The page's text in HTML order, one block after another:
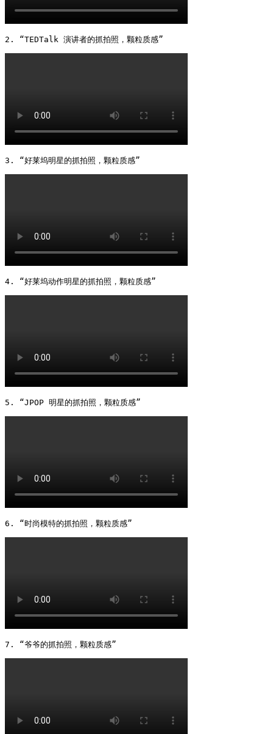
2. “TEDTalk 演讲者的抓拍照，颗粒质感”
3. “好莱坞明星的抓拍照，颗粒质感”
4. “好莱坞动作明星的抓拍照，颗粒质感”
5. “JPOP 明星的抓拍照，颗粒质感”
6. “时尚模特的抓拍照，颗粒质感”
7. “爷爷的抓拍照，颗粒质感”